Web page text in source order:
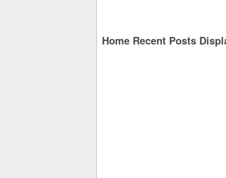
Home Recent Posts